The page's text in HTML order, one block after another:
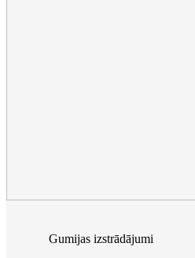
Gumijas izstrādājumi